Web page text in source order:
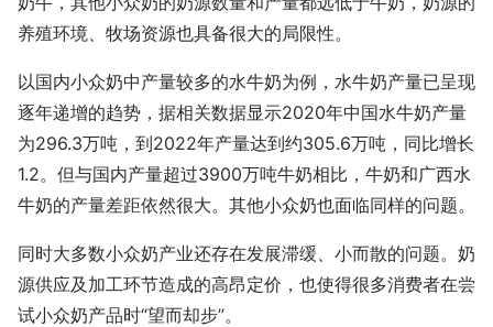
养殖环境、牧场资源也具备很大的局限性。
以国内小众奶中产量较多的水牛奶为例，水牛奶产量已呈现
逐年递增的趋势，据相关数据显示2020年中国水牛奶产量
为296.3万吨，到2022年产量达到约305.6万吨，同比增长
1.2。但与国内产量超过3900万吨牛奶相比，牛奶和广西水
牛奶的产量差距依然很大。其他小众奶也面临同样的问题。
同时大多数小众奶产业还存在发展滞缓、小而散的问题。奶
源供应及加工环节造成的高昂定价，也使得很多消费者在尝
试小众奶产品时“望而却步”。